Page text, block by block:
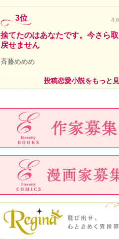
3位
捨てたのはあなたです。今さら取
戻せません
斉藤めめめ
投稿恋愛小説をもっと